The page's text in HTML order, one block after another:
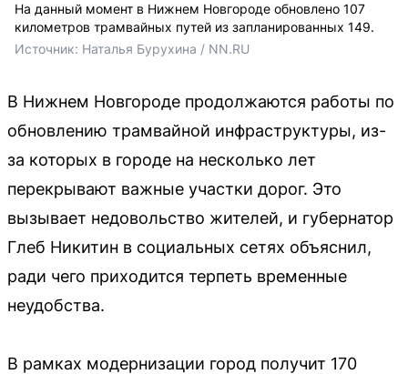
На данный момент в Нижнем Новгороде обновлено 107
километров трамвайных путей из запланированных 149.
Источник: Наталья Бурухина / NN.RU
В Нижнем Новгороде продолжаются работы по
обновлению трамвайной инфраструктуры, из-
за которых в городе на несколько лет
перекрывают важные участки дорог. Это
вызывает недовольство жителей, и губернатор
Глеб Никитин в социальных сетях объяснил,
ради чего приходится терпеть временные
неудобства.
В рамках модернизации город получит 170